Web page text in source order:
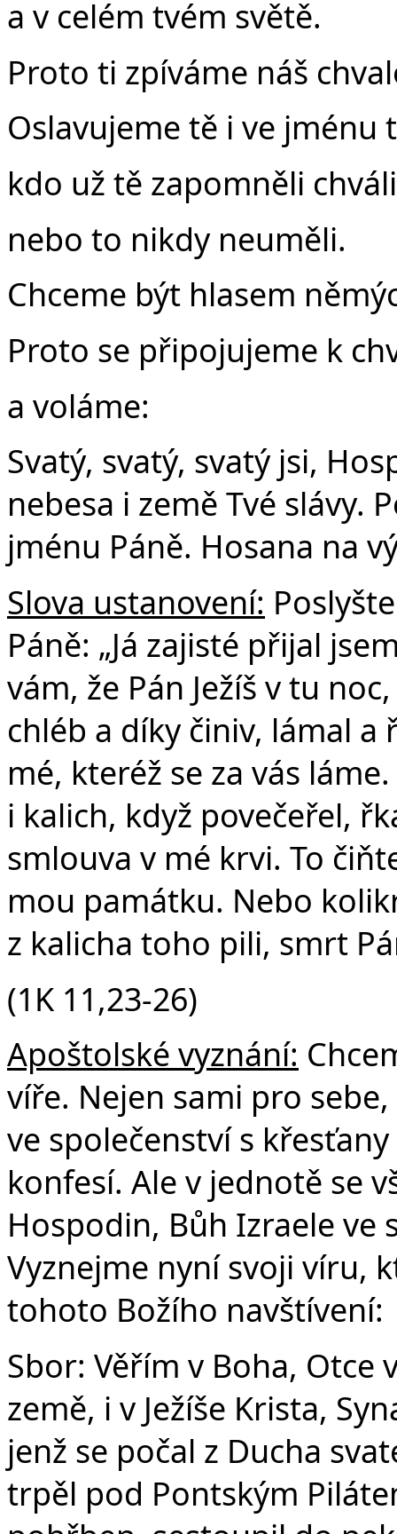
a v celém tvém světě.
Proto ti zpíváme náš
Oslavujeme tě i ve jménu
kdo už tě zapomněli
nebo to nikdy neuměli.
Chceme být hlasem
Proto se připojujeme k
a voláme:
Svatý, svatý, svatý jsi,
nebesa i země Tvé slávy.
jménu Páně. Hosana na
Slova ustanovení:
Páně: „Já zajisté přijal
vám, že Pán Ježíš v tu
chléb a díky činiv, lámal a
mé, kteréž se za vás
i kalich, když povečeřel,
smlouva v mé krvi. To
mou památku. Nebo
z kalicha toho pili, smrt
(1K 11,23-26)
Apoštolské vyznání:
víře. Nejen sami pro
ve společenství s
konfesí. Ale v jednotě se
Hospodin, Bůh Izraele ve
Vyznejme nyní svoji víru,
tohoto Božího navštívení:
Sbor: Věřím v Boha,
země, i v Ježíše Krista,
jenž se počal z Ducha
trpěl pod Pontským